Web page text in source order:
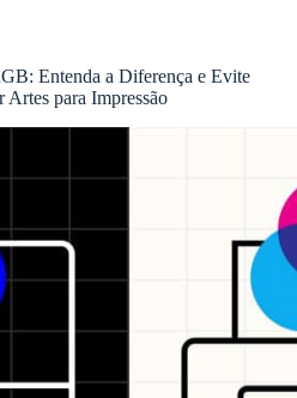
Entenda a Diferença e Evite
Artes para Impressão